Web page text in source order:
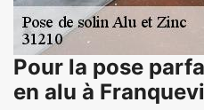
Pour la pose
en alu à